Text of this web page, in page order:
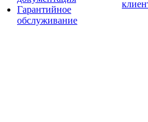
Гарантийное
обслуживание